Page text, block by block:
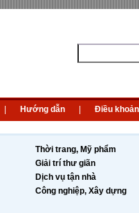
Hướng dẫn Điều khoản
Thời trang, Mỹ phẩm
Giải trí thư giãn
Dịch vụ tận nhà
Công nghiệp, Xây dựng